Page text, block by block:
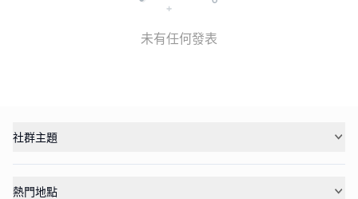
未有任何發表
社群主題
熱門地點